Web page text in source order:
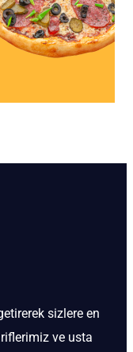
sizlere en
ve usta